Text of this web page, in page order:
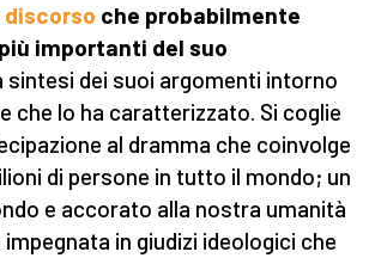
discorso che probabilmente
importanti del suo
sintesi dei suoi argomenti intorno
che lo ha caratterizzato. Si coglie
al dramma che coinvolge
di persone in tutto il mondo; un
e accorato alla nostra umanità
in giudizi ideologici che